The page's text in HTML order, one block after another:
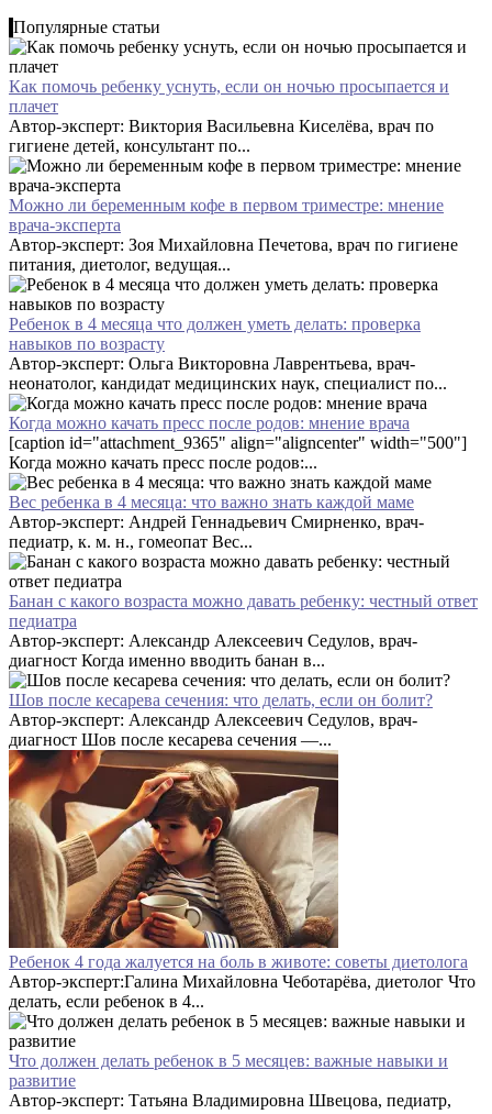
Популярные статьи
Как помочь ребенку уснуть, если он ночью просыпается и
плачет
Автор-эксперт: Виктория Васильевна Киселёва, врач по
гигиене детей, консультант по...
Можно ли беременным кофе в первом триместре: мнение
врача-эксперта
Автор-эксперт: Зоя Михайловна Печетова, врач по гигиене
питания, диетолог, ведущая...
Ребенок в 4 месяца что должен уметь делать: проверка
навыков по возрасту
Автор-эксперт: Ольга Викторовна Лаврентьева, врач-
неонатолог, кандидат медицинских наук, специалист по...
Когда можно качать пресс после родов: мнение врача
[caption id="attachment_9365" align="aligncenter" width="500"]
Когда можно качать пресс после родов:...
Вес ребенка в 4 месяца: что важно знать каждой маме
Автор-эксперт: Андрей Геннадьевич Смирненко, врач-
педиатр, к. м. н., гомеопат Вес...
Банан с какого возраста можно давать ребенку: честный ответ
педиатра
Автор-эксперт: Александр Алексеевич Седулов, врач-
диагност Когда именно вводить банан в...
Шов после кесарева сечения: что делать, если он болит?
Автор-эксперт: Александр Алексеевич Седулов, врач-
диагност Шов после кесарева сечения —...
Ребенок 4 года жалуется на боль в животе: советы диетолога
Автор-эксперт:Галина Михайловна Чеботарёва, диетолог Что
делать, если ребенок в 4...
Что должен делать ребенок в 5 месяцев: важные навыки и
развитие
Автор-эксперт: Татьяна Владимировна Швецова, педиатр,